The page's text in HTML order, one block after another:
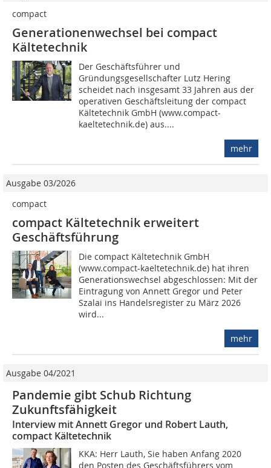
compact
Generationenwechsel bei compact
Kältetechnik
Der Geschäftsführer und
Gründungsgesellschafter Lutz Hering
scheidet nach insgesamt 33 Jahren aus der
operativen Geschäftsleitung der compact
Kältetechnik GmbH (www.compact-
kaeltetechnik.de) aus....
mehr
Ausgabe 03/2026
compact
compact Kältetechnik erweitert
Geschäftsführung
Die compact Kältetechnik GmbH
(www.compact-kaeltetechnik.de) hat ihren
Generationswechsel abgeschlossen: Mit der
Eintragung von Annett Gregor und Peter
Szalai ins Handelsregister zu März 2026
wird...
mehr
Ausgabe 04/2021
Pandemie gibt Schub Richtung
Zukunftsfähigkeit
Interview mit Annett Gregor und Robert Lauth,
compact Kältetechnik
KKA: Herr Lauth, Sie haben Anfang 2020
den Posten des Geschäftsführers vom